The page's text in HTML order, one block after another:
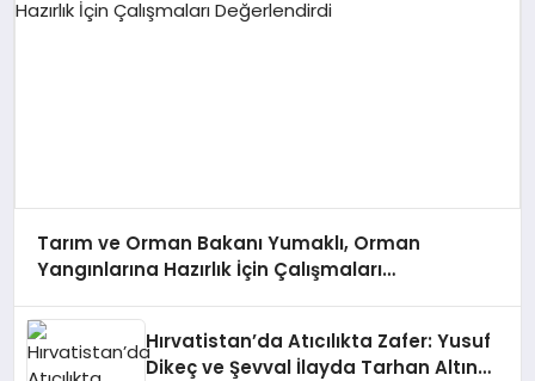
Tarım ve Orman Bakanı Yumaklı, Orman
Yangınlarına Hazırlık İçin Çalışmaları
Hırvatistan’da Atıcılıkta Zafer: Yusuf
Dikeç ve Şevval İlayda Tarhan Altın